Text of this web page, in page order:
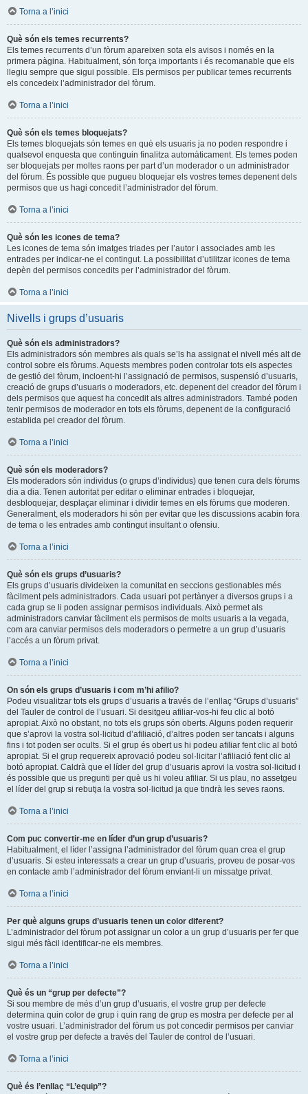
Torna a l’inici
Què són els temes recurrents?
Els temes recurrents d’un fòrum apareixen sota els avisos i només en la
primera pàgina. Habitualment, són força importants i és recomanable que els
llegiu sempre que sigui possible. Els permisos per publicar temes recurrents
els concedeix l’administrador del fòrum.
Torna a l’inici
Què són els temes bloquejats?
Els temes bloquejats són temes en què els usuaris ja no poden respondre i
qualsevol enquesta que continguin finalitza automàticament. Els temes poden
ser bloquejats per moltes raons per part d’un moderador o un administrador
del fòrum. És possible que pugueu bloquejar els vostres temes depenent dels
permisos que us hagi concedit l’administrador del fòrum.
Torna a l’inici
Què són les icones de tema?
Les icones de tema són imatges triades per l’autor i associades amb les
entrades per indicar-ne el contingut. La possibilitat d’utilitzar icones de tema
depèn del permisos concedits per l’administrador del fòrum.
Torna a l’inici
Nivells i grups d’usuaris
Què són els administradors?
Els administradors són membres als quals se’ls ha assignat el nivell més alt de
control sobre els fòrums. Aquests membres poden controlar tots els aspectes
de gestió del fòrum, incloent-hi l’assignació de permisos, suspensió d’usuaris,
creació de grups d’usuaris o moderadors, etc. depenent del creador del fòrum i
dels permisos que aquest ha concedit als altres administradors. També poden
tenir permisos de moderador en tots els fòrums, depenent de la configuració
establida pel creador del fòrum.
Torna a l’inici
Què són els moderadors?
Els moderadors són individus (o grups d’individus) que tenen cura dels fòrums
dia a dia. Tenen autoritat per editar o eliminar entrades i bloquejar,
desbloquejar, desplaçar eliminar i dividir temes en els fòrums que moderen.
Generalment, els moderadors hi són per evitar que les discussions acabin fora
de tema o les entrades amb contingut insultant o ofensiu.
Torna a l’inici
Què són els grups d’usuaris?
Els grups d’usuaris divideixen la comunitat en seccions gestionables més
fàcilment pels administradors. Cada usuari pot pertànyer a diversos grups i a
cada grup se li poden assignar permisos individuals. Això permet als
administradors canviar fàcilment els permisos de molts usuaris a la vegada,
com ara canviar permisos dels moderadors o permetre a un grup d’usuaris
l’accés a un fòrum privat.
Torna a l’inici
On són els grups d’usuaris i com m’hi afilio?
Podeu visualitzar tots els grups d’usuaris a través de l’enllaç “Grups d’usuaris”
del Tauler de control de l’usuari. Si desitgeu afiliar-vos-hi feu clic al botó
apropiat. Això no obstant, no tots els grups són oberts. Alguns poden requerir
que s’aprovi la vostra sol·licitud d’afiliació, d’altres poden ser tancats i alguns
fins i tot poden ser ocults. Si el grup és obert us hi podeu afiliar fent clic al botó
apropiat. Si el grup requereix aprovació podeu sol·licitar l’afiliació fent clic al
botó apropiat. Caldrà que el líder del grup d’usuaris aprovi la vostra sol·licitud i
és possible que us pregunti per què us hi voleu afiliar. Si us plau, no assetgeu
el líder del grup si rebutja la vostra sol·licitud ja que tindrà les seves raons.
Torna a l’inici
Com puc convertir-me en líder d’un grup d’usuaris?
Habitualment, el líder l’assigna l’administrador del fòrum quan crea el grup
d’usuaris. Si esteu interessats a crear un grup d’usuaris, proveu de posar-vos
en contacte amb l’administrador del fòrum enviant-li un missatge privat.
Torna a l’inici
Per què alguns grups d’usuaris tenen un color diferent?
L’administrador del fòrum pot assignar un color a un grup d’usuaris per fer que
sigui més fàcil identificar-ne els membres.
Torna a l’inici
Què és un “grup per defecte”?
Si sou membre de més d’un grup d’usuaris, el vostre grup per defecte
determina quin color de grup i quin rang de grup es mostra per defecte per al
vostre usuari. L’administrador del fòrum us pot concedir permisos per canviar
el vostre grup per defecte a través del Tauler de control de l’usuari.
Torna a l’inici
Què és l’enllaç “L’equip”?